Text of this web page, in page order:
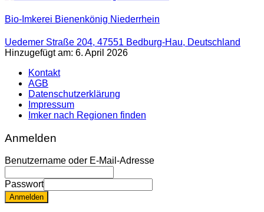
Bio-Imkerei Bienenkönig Niederrhein
Uedemer Straße 204, 47551 Bedburg-Hau, Deutschland
Hinzugefügt am: 6. April 2026
Kontakt
AGB
Datenschutzerklärung
Impressum
Imker nach Regionen finden
Anmelden
Benutzername oder E-Mail-Adresse
Passwort
Anmelden